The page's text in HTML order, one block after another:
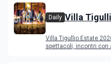
Daily Villa
Villa Tigullio Estate
spettacoli, incontri con